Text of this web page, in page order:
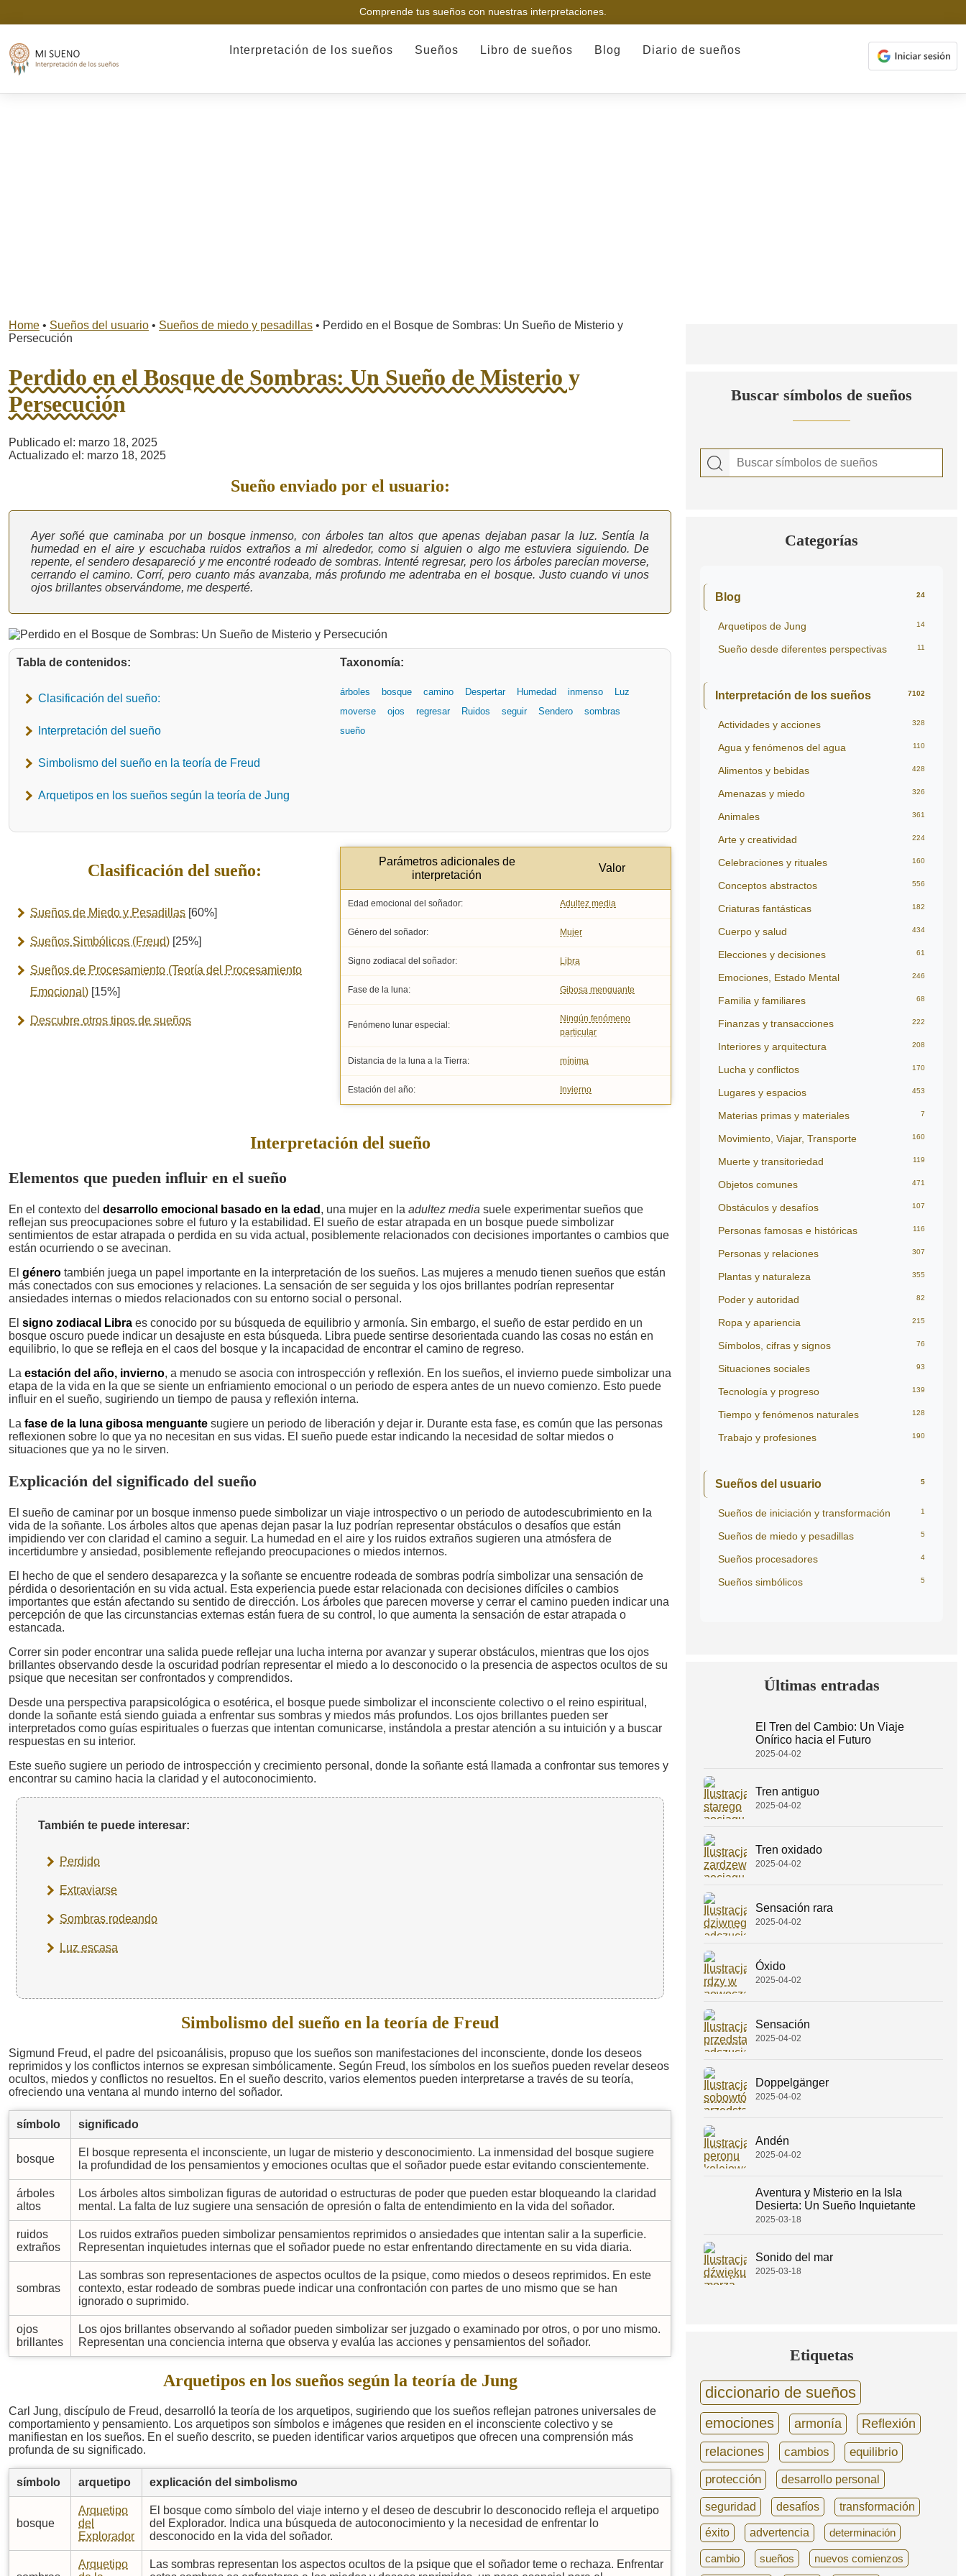
Comprende tus sueños con nuestras interpretaciones.
Interpretación de los sueños Sueños Libro de sueños Blog Diario de sueños
Home • Sueños del usuario • Sueños de miedo y pesadillas • Perdido en el Bosque de Sombras: Un Sueño de Misterio y
Persecución
Perdido en el Bosque de Sombras: Un Sueño de Misterio y
Persecución
Publicado el: marzo 18, 2025
Actualizado el: marzo 18, 2025
Sueño enviado por el usuario:
Ayer soñé que caminaba por un bosque inmenso, con árboles tan altos que apenas dejaban pasar la luz. Sentía la
humedad en el aire y escuchaba ruidos extraños a mi alrededor, como si alguien o algo me estuviera siguiendo. De
repente, el sendero desapareció y me encontré rodeado de sombras. Intenté regresar, pero los árboles parecían moverse,
cerrando el camino. Corrí, pero cuanto más avanzaba, más profundo me adentraba en el bosque. Justo cuando vi unos
ojos brillantes observándome, me desperté.
Tabla de contenidos:
Clasificación del sueño:
Interpretación del sueño
Simbolismo del sueño en la teoría de Freud
Arquetipos en los sueños según la teoría de Jung
Taxonomía:
árboles bosque camino Despertar Humedad inmenso
Luz
moverse
ojos regresar Ruidos seguir Sendero
sombras
sueño
Clasificación del sueño:
Sueños de Miedo y Pesadillas [60%]
Sueños Simbólicos (Freud) [25%]
Sueños de Procesamiento (Teoría del Procesamiento
Emocional) [15%]
Descubre otros tipos de sueños
Parámetros adicionales de
interpretación
Valor
Edad emocional del soñador: Adultez media
Género del soñador: Mujer
Signo zodiacal del soñador: Libra
Fase de la luna: Gibosa menguante
Fenómeno lunar especial:
Ningún fenómeno
particular
Distancia de la luna a la Tierra: mínima
Estación del año: Invierno
Interpretación del sueño
Elementos que pueden influir en el sueño
En el contexto del desarrollo emocional basado en la edad , una mujer en la adultez media suele experimentar sueños que
reflejan sus preocupaciones sobre el futuro y la estabilidad. El sueño de estar atrapada en un bosque puede simbolizar
sentimientos de estar atrapada o perdida en su vida actual, posiblemente relacionados con decisiones importantes o cambios que
están ocurriendo o se avecinan.
El género también juega un papel importante en la interpretación de los sueños. Las mujeres a menudo tienen sueños que están
más conectados con sus emociones y relaciones. La sensación de ser seguida y los ojos brillantes podrían representar
ansiedades internas o miedos relacionados con su entorno social o personal.
El signo zodiacal Libra es conocido por su búsqueda de equilibrio y armonía. Sin embargo, el sueño de estar perdido en un
bosque oscuro puede indicar un desajuste en esta búsqueda. Libra puede sentirse desorientada cuando las cosas no están en
equilibrio, lo que se refleja en el caos del bosque y la incapacidad de encontrar el camino de regreso.
La estación del año, invierno, a menudo se asocia con introspección y reflexión. En los sueños, el invierno puede simbolizar una
etapa de la vida en la que se siente un enfriamiento emocional o un periodo de espera antes de un nuevo comienzo. Esto puede
influir en el sueño, sugiriendo un tiempo de pausa y reflexión interna.
La fase de la luna gibosa menguante sugiere un periodo de liberación y dejar ir. Durante esta fase, es común que las personas
reflexionen sobre lo que ya no necesitan en sus vidas. El sueño puede estar indicando la necesidad de soltar miedos o
situaciones que ya no le sirven.
Explicación del significado del sueño
El sueño de caminar por un bosque inmenso puede simbolizar un viaje introspectivo o un periodo de autodescubrimiento en la
vida de la soñante. Los árboles altos que apenas dejan pasar la luz podrían representar obstáculos o desafíos que están
impidiendo ver con claridad el camino a seguir. La humedad en el aire y los ruidos extraños sugieren una atmósfera de
incertidumbre y ansiedad, posiblemente reflejando preocupaciones o miedos internos.
El hecho de que el sendero desaparezca y la soñante se encuentre rodeada de sombras podría simbolizar una sensación de
pérdida o desorientación en su vida actual. Esta experiencia puede estar relacionada con decisiones difíciles o cambios
importantes que están afectando su sentido de dirección. Los árboles que parecen moverse y cerrar el camino pueden indicar una
percepción de que las circunstancias externas están fuera de su control, lo que aumenta la sensación de estar atrapada o
estancada.
Correr sin poder encontrar una salida puede reflejar una lucha interna por avanzar y superar obstáculos, mientras que los ojos
brillantes observando desde la oscuridad podrían representar el miedo a lo desconocido o la presencia de aspectos ocultos de su
psique que necesitan ser confrontados y comprendidos.
Desde una perspectiva parapsicológica o esotérica, el bosque puede simbolizar el inconsciente colectivo o el reino espiritual,
donde la soñante está siendo guiada a enfrentar sus sombras y miedos más profundos. Los ojos brillantes pueden ser
interpretados como guías espirituales o fuerzas que intentan comunicarse, instándola a prestar atención a su intuición y a buscar
respuestas en su interior.
Este sueño sugiere un periodo de introspección y crecimiento personal, donde la soñante está llamada a confrontar sus temores y
encontrar su camino hacia la claridad y el autoconocimiento.
También te puede interesar:
Perdido
Extraviarse
Sombras rodeando
Luz escasa
Simbolismo del sueño en la teoría de Freud
Sigmund Freud, el padre del psicoanálisis, propuso que los sueños son manifestaciones del inconsciente, donde los deseos
reprimidos y los conflictos internos se expresan simbólicamente. Según Freud, los símbolos en los sueños pueden revelar deseos
ocultos, miedos y conflictos no resueltos. En el sueño descrito, varios elementos pueden interpretarse a través de su teoría,
ofreciendo una ventana al mundo interno del soñador.
símbolo significado
bosque
El bosque representa el inconsciente, un lugar de misterio y desconocimiento. La inmensidad del bosque sugiere
la profundidad de los pensamientos y emociones ocultas que el soñador puede estar evitando conscientemente.
árboles
altos
Los árboles altos simbolizan figuras de autoridad o estructuras de poder que pueden estar bloqueando la claridad
mental. La falta de luz sugiere una sensación de opresión o falta de entendimiento en la vida del soñador.
ruidos
extraños
Los ruidos extraños pueden simbolizar pensamientos reprimidos o ansiedades que intentan salir a la superficie.
Representan inquietudes internas que el soñador puede no estar enfrentando directamente en su vida diaria.
sombras
Las sombras son representaciones de aspectos ocultos de la psique, como miedos o deseos reprimidos. En este
contexto, estar rodeado de sombras puede indicar una confrontación con partes de uno mismo que se han
ignorado o suprimido.
ojos
brillantes
Los ojos brillantes observando al soñador pueden simbolizar ser juzgado o examinado por otros, o por uno mismo.
Representan una conciencia interna que observa y evalúa las acciones y pensamientos del soñador.
Arquetipos en los sueños según la teoría de Jung
Carl Jung, discípulo de Freud, desarrolló la teoría de los arquetipos, sugiriendo que los sueños reflejan patrones universales de
comportamiento y pensamiento. Los arquetipos son símbolos e imágenes que residen en el inconsciente colectivo y se
manifiestan en los sueños. En el sueño descrito, se pueden identificar varios arquetipos que ofrecen una comprensión más
profunda de su significado.
símbolo arquetipo explicación del simbolismo
bosque
Arquetipo
del
Explorador
El bosque como símbolo del viaje interno y el deseo de descubrir lo desconocido refleja el arquetipo
del Explorador. Indica una búsqueda de autoconocimiento y la necesidad de enfrentar lo
desconocido en la vida del soñador.
Arquetipo
Las sombras representan los aspectos ocultos de la psique que el soñador teme o rechaza. Enfrentar
Buscar símbolos de sueños
Categorías
Blog 24
Arquetipos de Jung 14
Sueño desde diferentes perspectivas 11
Interpretación de los sueños 7102
Actividades y acciones 328
Agua y fenómenos del agua 110
Alimentos y bebidas 428
Amenazas y miedo 326
Animales 361
Arte y creatividad 224
Celebraciones y rituales 160
Conceptos abstractos 556
Criaturas fantásticas 182
Cuerpo y salud 434
Elecciones y decisiones 61
Emociones, Estado Mental 246
Familia y familiares 68
Finanzas y transacciones 222
Interiores y arquitectura 208
Lucha y conflictos 170
Lugares y espacios 453
Materias primas y materiales 7
Movimiento, Viajar, Transporte 160
Muerte y transitoriedad 119
Objetos comunes 471
Obstáculos y desafíos 107
Personas famosas e históricas 116
Personas y relaciones 307
Plantas y naturaleza 355
Poder y autoridad 82
Ropa y apariencia 215
Símbolos, cifras y signos 76
Situaciones sociales 93
Tecnología y progreso 139
Tiempo y fenómenos naturales 128
Trabajo y profesiones 190
Sueños del usuario 5
Sueños de iniciación y transformación 1
Sueños de miedo y pesadillas 5
Sueños procesadores 4
Sueños simbólicos 5
Últimas entradas
El Tren del Cambio: Un Viaje
Onírico hacia el Futuro
2025-04-02
Tren antiguo
2025-04-02
Tren oxidado
2025-04-02
Sensación rara
2025-04-02
Óxido
2025-04-02
Sensación
2025-04-02
Doppelgänger
2025-04-02
Andén
2025-04-02
Aventura y Misterio en la Isla
Desierta: Un Sueño Inquietante
2025-03-18
Sonido del mar
2025-03-18
Etiquetas
diccionario de sueños
emociones armonía
Reflexión
relaciones
cambios
equilibrio
protección
desarrollo personal
seguridad desafíos transformación
éxito advertencia determinación
cambio sueños nuevos comienzos